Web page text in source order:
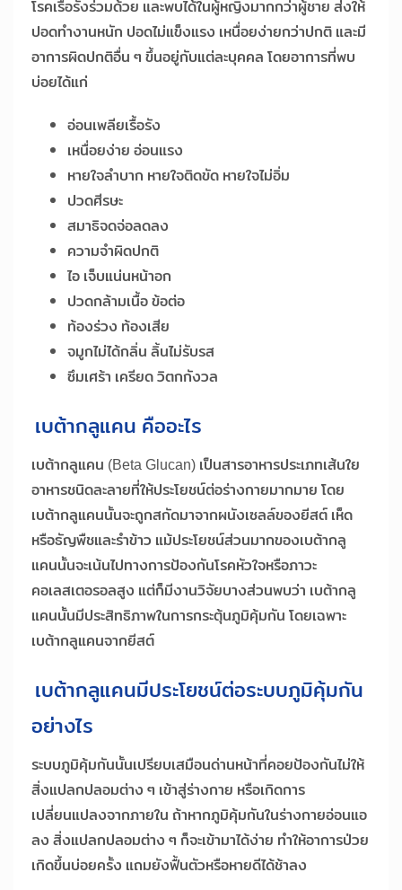
โรคเรื้อรังร่วมด้วย และพบได้ในผู้หญิงมากกว่าผู้ชาย ส่งให้
ปอดทำงานหนัก ปอดไม่แข็งแรง เหนื่อยง่ายกว่าปกติ และมี
อาการผิดปกติอื่น ๆ ขึ้นอยู่กับแต่ละบุคคล โดยอาการที่พบ
บ่อยได้แก่
อ่อนเพลียเรื้อรัง
เหนื่อยง่าย อ่อนแรง
หายใจลำบาก หายใจติดขัด หายใจไม่อิ่ม
ปวดศีรษะ
สมาธิจดจ่อลดลง
ความจำผิดปกติ
ไอ เจ็บแน่นหน้าอก
ปวดกล้ามเนื้อ ข้อต่อ
ท้องร่วง ท้องเสีย
จมูกไม่ได้กลิ่น ลิ้นไม่รับรส
ซึมเศร้า เครียด วิตกกังวล
เบต้ากลูแคน คืออะไร
เบต้ากลูแคน (Beta Glucan) เป็นสารอาหารประเภทเส้นใย
อาหารชนิดละลายที่ให้ประโยชน์ต่อร่างกายมากมาย โดย
เบต้ากลูแคนนั้นจะถูกสกัดมาจากผนังเซลล์ของยีสต์ เห็ด
หรือธัญพืชและรำข้าว แม้ประโยชน์ส่วนมากของเบต้ากลู
แคนนั้นจะเน้นไปทางการป้องกันโรคหัวใจหรือภาวะ
คอเลสเตอรอลสูง แต่ก็มีงานวิจัยบางส่วนพบว่า เบต้ากลู
แคนนั้นมีประสิทธิภาพในการกระตุ้นภูมิคุ้มกัน โดยเฉพาะ
เบต้ากลูแคนจากยีสต์
เบต้ากลูแคนมีประโยชน์ต่อระบบภูมิคุ้มกัน
อย่างไร
ระบบภูมิคุ้มกันนั้นเปรียบเสมือนด่านหน้าที่คอยป้องกันไม่ให้
สิ่งแปลกปลอมต่าง ๆ เข้าสู่ร่างกาย หรือเกิดการ
เปลี่ยนแปลงจากภายใน ถ้าหากภูมิคุ้มกันในร่างกายอ่อนแอ
ลง สิ่งแปลกปลอมต่าง ๆ ก็จะเข้ามาได้ง่าย ทำให้อาการป่วย
เกิดขึ้นบ่อยครั้ง แถมยังฟื้นตัวหรือหายดีได้ช้าลง